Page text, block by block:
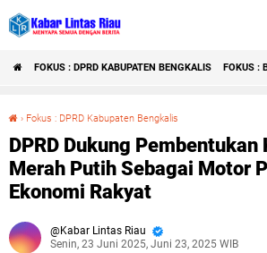
FOKUS : DPRD KABUPATEN BENGKALIS FOKUS :
› Fokus : DPRD Kabupaten Bengkalis
DPRD Dukung Pembentukan
Merah Putih Sebagai Motor
Ekonomi Rakyat
Kabar Lintas Riau
Senin, 23 Juni 2025, Juni 23, 2025 WIB